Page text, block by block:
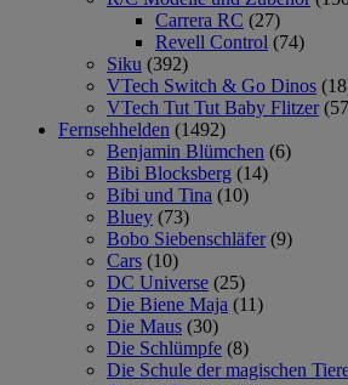
Carrera RC (27)
Revell Control (74)
Siku (392)
VTech Switch & Go Dinos
VTech Tut Tut Baby Flitzer
Fernsehhelden (1492)
Benjamin Blümchen (6)
Bibi Blocksberg (14)
Bibi und Tina (10)
Bluey (73)
Bobo Siebenschläfer (9)
Cars (10)
DC Universe (25)
Die Biene Maja (11)
Die Maus (30)
Die Schlümpfe (8)
Die Schule der magischen